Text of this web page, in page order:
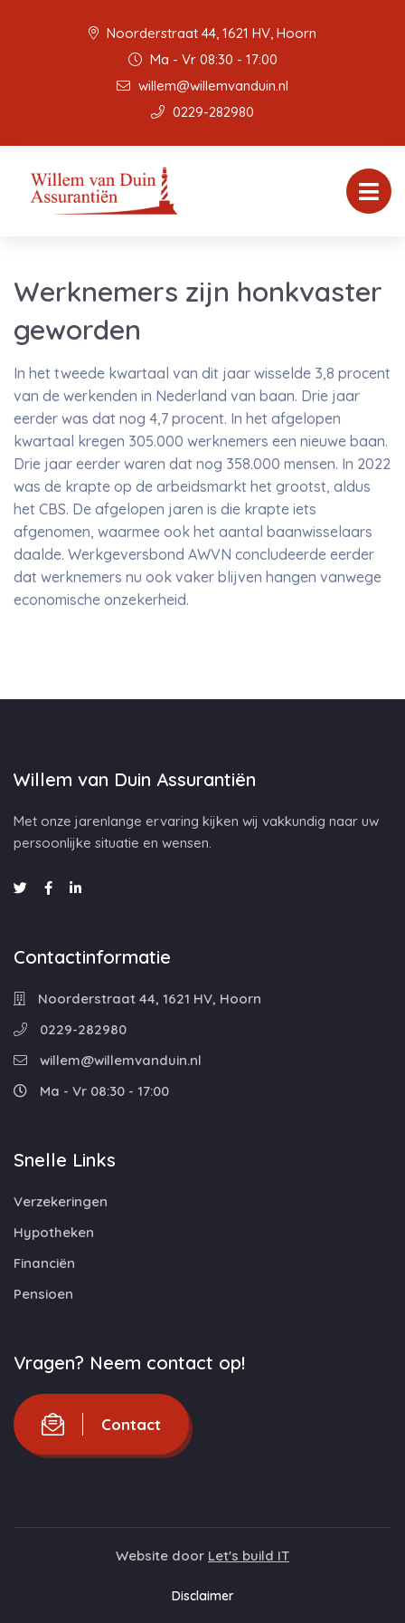
Noorderstraat 44, 1621 HV, Hoorn
Ma - Vr 08:30 - 17:00
willem@willemvanduin.nl
0229-282980
Werknemers zijn honkvaster
geworden
In het tweede kwartaal van dit jaar wisselde 3,8 procent
van de werkenden in Nederland van baan. Drie jaar
eerder was dat nog 4,7 procent. In het afgelopen
kwartaal kregen 305.000 werknemers een nieuwe baan.
Drie jaar eerder waren dat nog 358.000 mensen. In 2022
was de krapte op de arbeidsmarkt het grootst, aldus
het CBS. De afgelopen jaren is die krapte iets
afgenomen, waarmee ook het aantal baanwisselaars
daalde. Werkgeversbond AWVN concludeerde eerder
dat werknemers nu ook vaker blijven hangen vanwege
economische onzekerheid.
Willem van Duin Assurantiën
Met onze jarenlange ervaring kijken wij vakkundig naar uw
persoonlijke situatie en wensen.
Contactinformatie
Noorderstraat 44, 1621 HV, Hoorn
0229-282980
willem@willemvanduin.nl
Ma - Vr 08:30 - 17:00
Snelle Links
Verzekeringen
Hypotheken
Financiën
Pensioen
Vragen? Neem contact op!
Contact
Website door Let's build IT
Disclaimer